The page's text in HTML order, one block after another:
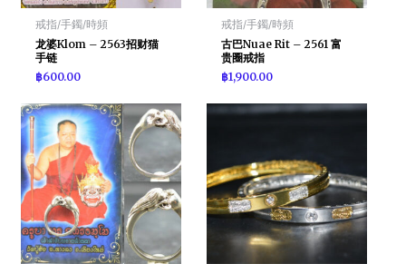
戒指/手鐲/時頻
龙婆Klom – 2563招财猫
手链
฿600.00
戒指/手鐲/時頻
古巴Nuae Rit – 2561 富
贵圈戒指
฿1,900.00